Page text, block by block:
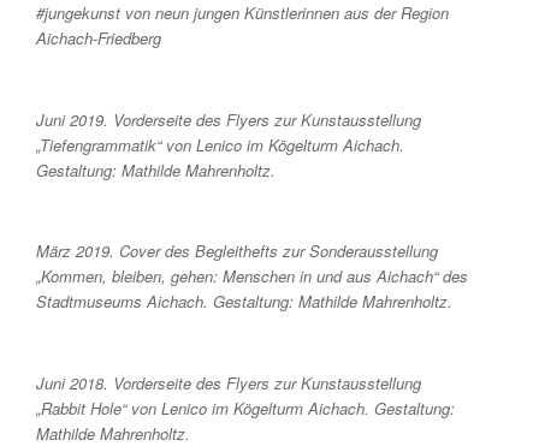
#jungekunst von neun jungen Künstlerinnen aus der Region
Aichach-Friedberg
Juni 2019. Vorderseite des Flyers zur Kunstausstellung
„Tiefengrammatik“ von Lenico im Kögelturm Aichach.
Gestaltung: Mathilde Mahrenholtz.
März 2019. Cover des Begleithefts zur Sonderausstellung
„Kommen, bleiben, gehen: Menschen in und aus Aichach“ des
Stadtmuseums Aichach. Gestaltung: Mathilde Mahrenholtz.
Juni 2018. Vorderseite des Flyers zur Kunstausstellung
„Rabbit Hole“ von Lenico im Kögelturm Aichach. Gestaltung:
Mathilde Mahrenholtz.